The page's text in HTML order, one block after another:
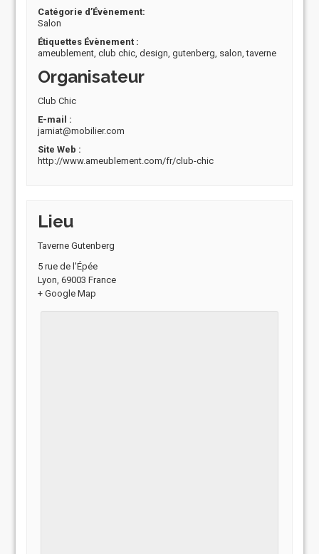
Catégorie d’Évènement:
Salon
Étiquettes Évènement :
ameublement,club chic,design,gutenberg, salon,taverne
Organisateur
Club Chic
E-mail :
jarniat@mobilier.com
Site Web :
http://www.ameublement.com/fr/club-chic
Lieu
Taverne Gutenberg
5 rue de l'Épée
Lyon, 69003 France
+ Google Map